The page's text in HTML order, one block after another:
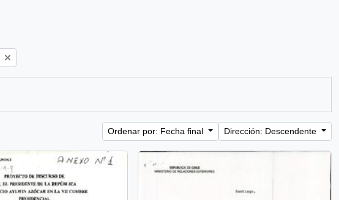
Ordenar por: Fecha final Dirección: Descendente